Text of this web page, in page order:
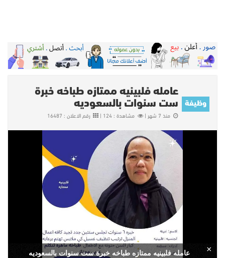
وظيفة
عامله فلبينيه ممتازه طباخه خبرة
ست سنوات بالسعوديه
منذ 7 شهر | مشاهدة : 124 | رقم الاعلان : 16487
عامله فلبينيه ممتازه طباخه خبرة ست سنوات بالسعوديه ×